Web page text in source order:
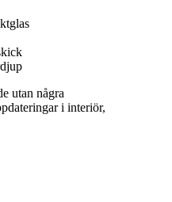
utan några
i interiör,